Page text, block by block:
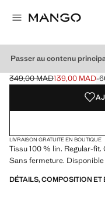
Passer au contenu
T-SHIRT LIN
Prix initial barré [349,00
349,00 MAD
Prix actuel [139,00 MAD ]
139,00 MAD-
Choisissez une couleur
LIVRAISON GRATUITE EN BOUTIQUE
Tissu 100 % lin. Regular-
Sans fermeture.
DÉTAILS, COMPOSITION ET